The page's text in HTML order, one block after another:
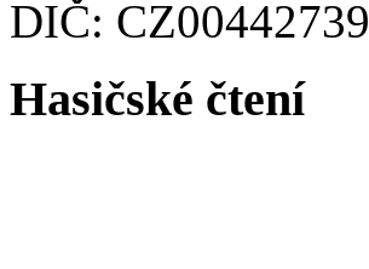
DIČ: CZ00442739
Hasičské čtení